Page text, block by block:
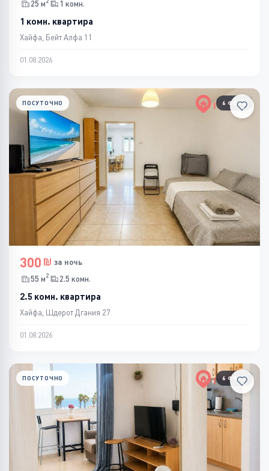
25 м
1 комн.
1 комн. квартира
Хайфа, Бейт Алфа 11
01.08.2026
6 ФОТО
ПОСУТОЧНО
300
за ночь
55 м2 2.5 комн.
2.5 комн. квартира
Хайфа, Шдерот Дгания 27
01.08.2026
6 ФОТО
ПОСУТОЧНО